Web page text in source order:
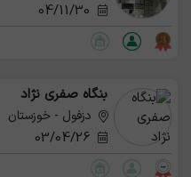
بنگاه صفری نژاد
دزفول - خوزستان
03/04/26